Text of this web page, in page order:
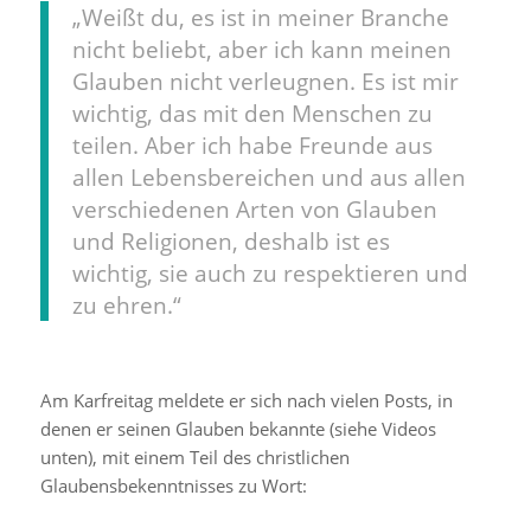
„Weißt du, es ist in meiner Branche
nicht beliebt, aber ich kann meinen
Glauben nicht verleugnen. Es ist mir
wichtig, das mit den Menschen zu
teilen. Aber ich habe Freunde aus
allen Lebensbereichen und aus allen
verschiedenen Arten von Glauben
und Religionen, deshalb ist es
wichtig, sie auch zu respektieren und
zu ehren.“
Am Karfreitag meldete er sich nach vielen Posts, in
denen er seinen Glauben bekannte (siehe Videos
unten), mit einem Teil des christlichen
Glaubensbekenntnisses zu Wort: